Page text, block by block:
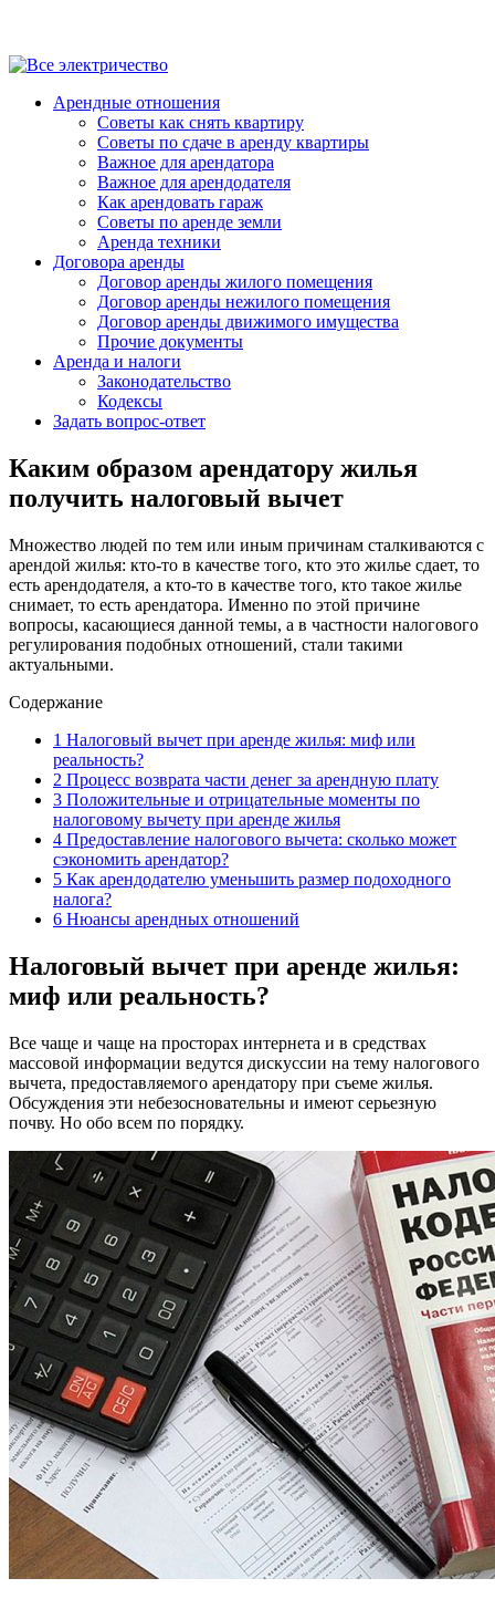
Арендные отношения
Советы как снять квартиру
Советы по сдаче в аренду квартиры
Важное для арендатора
Важное для арендодателя
Как арендовать гараж
Советы по аренде земли
Аренда техники
Договора аренды
Договор аренды жилого помещения
Договор аренды нежилого помещения
Договор аренды движимого имущества
Прочие документы
Аренда и налоги
Законодательство
Кодексы
Задать вопрос-ответ
Каким образом арендатору жилья
получить налоговый вычет
Множество людей по тем или иным причинам сталкиваются с
арендой жилья: кто-то в качестве того, кто это жилье сдает, то
есть арендодателя, а кто-то в качестве того, кто такое жилье
снимает, то есть арендатора. Именно по этой причине
вопросы, касающиеся данной темы, а в частности налогового
регулирования подобных отношений, стали такими
актуальными.
Содержание
1 Налоговый вычет при аренде жилья: миф или
реальность?
2 Процесс возврата части денег за арендную плату
3 Положительные и отрицательные моменты по
налоговому вычету при аренде жилья
4 Предоставление налогового вычета: сколько может
сэкономить арендатор?
5 Как арендодателю уменьшить размер подоходного
налога?
6 Нюансы арендных отношений
Налоговый вычет при аренде жилья:
миф или реальность?
Все чаще и чаще на просторах интернета и в средствах
массовой информации ведутся дискуссии на тему налогового
вычета, предоставляемого арендатору при съеме жилья.
Обсуждения эти небезосновательны и имеют серьезную
почву. Но обо всем по порядку.